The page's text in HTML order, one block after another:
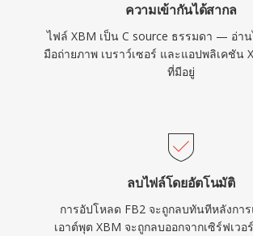
ความเข้ากันได้สากล
ไฟล์ XBM เป็น C source ธรรมดา — อ่าน
มือถ่ายภาพ เบราว์เซอร์ และแอปพลิเคชัน
ที่มีอยู่
ลบไฟล์โดยอัตโนมัติ
การอัปโหลด FB2 จะถูกลบทันทีหลังกา
เอาต์พุต XBM จะถูกลบออกจากเซิร์ฟเวอ